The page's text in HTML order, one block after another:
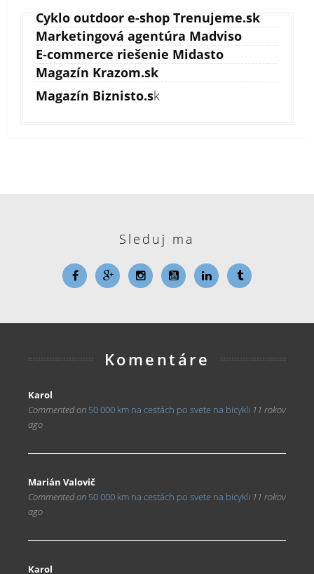
Cyklo outdoor e-shop Trenujeme.sk
Marketingová agentúra Madviso
E-commerce riešenie Midasto
Magazín Krazom.sk
Magazín Biznisto.sk
Sleduj ma
Komentáre
Karol
Commented on 50 000 km na cestách po svete na bicykli 11 rokov
ago
Marián Valovič
Commented on 50 000 km na cestách po svete na bicykli 11 rokov
ago
Karol